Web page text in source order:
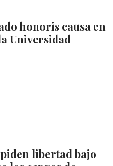
honoris causa en
Universidad
libertad bajo